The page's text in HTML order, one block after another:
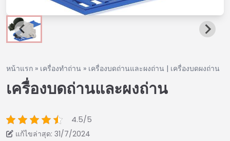
หน้าแรก » เครื่องทำถ่าน » เครื่องบดถ่านและผงถ่าน | เครื่องบดผงถ่าน
เครื่องบดถ่านและผงถ่าน
4.5/5
แก้ไขล่าสุด: 31/7/2024